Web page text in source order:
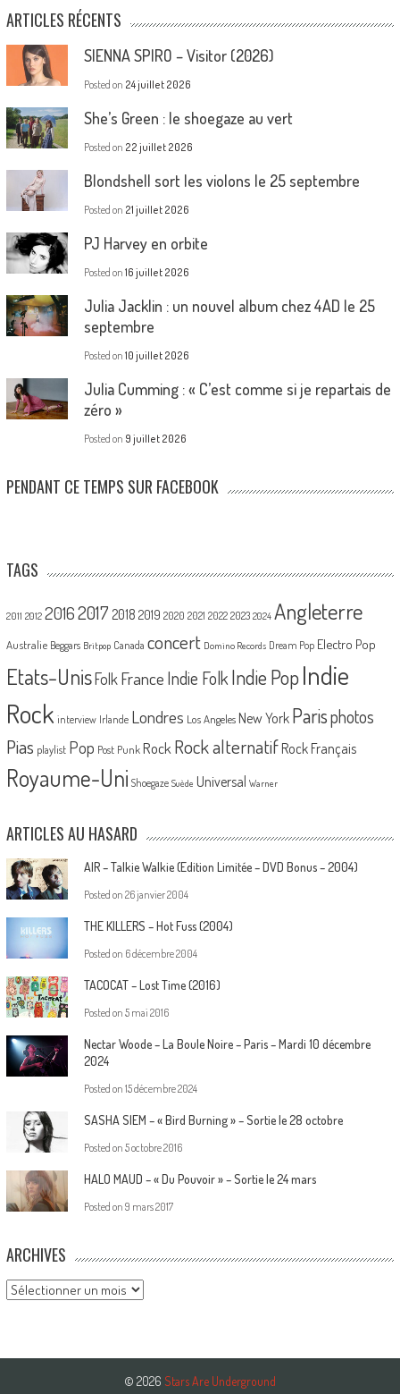
ARTICLES RÉCENTS
SIENNA SPIRO – Visitor (2026)
Posted on 24 juillet 2026
She’s Green : le shoegaze au vert
Posted on 22 juillet 2026
Blondshell sort les violons le 25 septembre
Posted on 21 juillet 2026
PJ Harvey en orbite
Posted on 16 juillet 2026
Julia Jacklin : un nouvel album chez 4AD le 25
septembre
Posted on 10 juillet 2026
Julia Cumming : « C’est comme si je repartais de
zéro »
Posted on 9 juillet 2026
PENDANT CE TEMPS SUR FACEBOOK
TAGS
2011 2012 20162017 2018 2019 2020 2021 2022 2023 2024 Angleterre
Australie Beggars Britpop Canada concert Domino Records Dream Pop Electro Pop
Etats-UnisFolk France Indie Folk Indie PopIndie
Rock interview Irlande Londres Los Angeles New York Parisphotos
Pias playlist Pop Post Punk Rock Rock alternatif Rock Français
Royaume-Uni Shoegaze Suède Universal Warner
ARTICLES AU HASARD
AIR – Talkie Walkie (Edition Limitée – DVD Bonus – 2004)
Posted on 26 janvier 2004
THE KILLERS – Hot Fuss (2004)
Posted on 6 décembre 2004
TACOCAT – Lost Time (2016)
Posted on 5 mai 2016
Nectar Woode – La Boule Noire – Paris – Mardi 10 décembre
2024
Posted on 15 décembre 2024
SASHA SIEM – « Bird Burning » – Sortie le 28 octobre
Posted on 5 octobre 2016
HALO MAUD – « Du Pouvoir » – Sortie le 24 mars
Posted on 9 mars 2017
ARCHIVES
Archives
© 2026 Stars Are Underground